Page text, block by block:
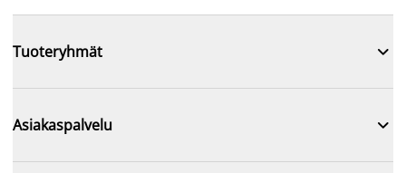
Tuoteryhmät 
Asiakaspalvelu 